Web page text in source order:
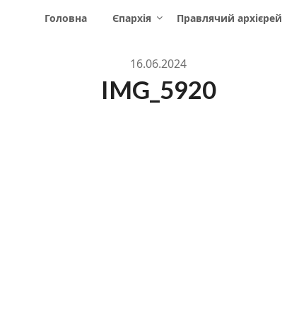
Головна Єпархія Правлячий архієрей
16.06.2024
IMG_5920